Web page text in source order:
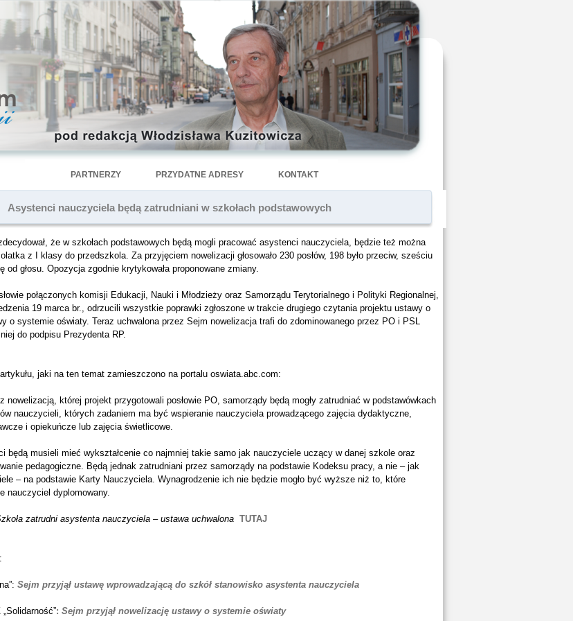
PARTNERZY PRZYDATNE ADRESY KONTAKT
Asystenci nauczyciela będą zatrudniani w szkołach podstawowych
że w szkołach podstawowych będą mogli pracować asystenci nauczyciela, będzie też można
z I klasy do przedszkola. Za przyjęciem nowelizacji głosowało 230 posłów, 198 było przeciw, sześciu
od głosu. Opozycja zgodnie krytykowała proponowane zmiany.
połączonych komisji Edukacji, Nauki i Młodzieży oraz Samorządu Terytorialnego i Polityki Regionalnej,
19 marca br., odrzucili wszystkie poprawki zgłoszone w trakcie drugiego czytania projektu ustawy o
o systemie oświaty. Teraz uchwalona przez Sejm nowelizacja trafi do zdominowanego przez PO i PSL
do podpisu Prezydenta RP.
jaki na ten temat zamieszczono na portalu oswiata.abc.com:
nowelizacją, której projekt przygotowali posłowie PO, samorządy będą mogły zatrudniać w podstawówkach
nauczycieli, których zadaniem ma być wspieranie nauczyciela prowadzącego zajęcia dydaktyczne,
i opiekuńcze lub zajęcia świetlicowe.
będą musieli mieć wykształcenie co najmniej takie samo jak nauczyciele uczący w danej szkole oraz
pedagogiczne. Będą jednak zatrudniani przez samorządy na podstawie Kodeksu pracy, a nie – jak
– na podstawie Karty Nauczyciela. Wynagrodzenie ich nie będzie mogło być wyższe niż to, które
nauczyciel dyplomowany.
zatrudni asystenta nauczyciela – ustawa uchwalona TUTAJ
Sejm przyjął ustawę wprowadzającą do szkół stanowisko asystenta nauczyciela
: Sejm przyjął nowelizację ustawy o systemie oświaty